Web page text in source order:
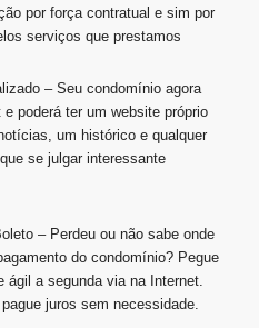
por força contratual e sim por
serviços que prestamos
– Seu condomínio agora
poderá ter um website próprio
um histórico e qualquer
se julgar interessante
– Perdeu ou não sabe onde
do condomínio? Pegue
ágil a segunda via na Internet.
juros sem necessidade.